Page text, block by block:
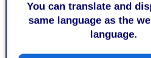
You can translate and
same language as the
language.
提出方
・「建築確認に係る
の消防用として提出。
・「消防同意審査補